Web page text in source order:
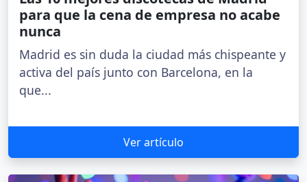
para que la cena de empresa no acabe
nunca
Madrid es sin duda la ciudad más chispeante y
activa del país junto con Barcelona, en la
que...
Ver artículo